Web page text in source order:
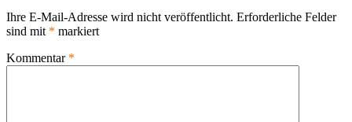
Ihre E-Mail-Adresse wird nicht veröffentlicht. Erforderliche Felder
sind mit * markiert
Kommentar *